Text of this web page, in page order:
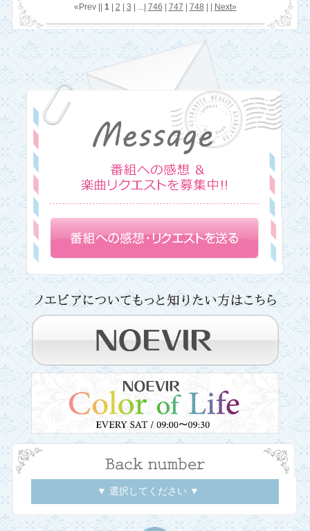
«Prev || 1| 2 3 | ...| 746 747 748 Next»